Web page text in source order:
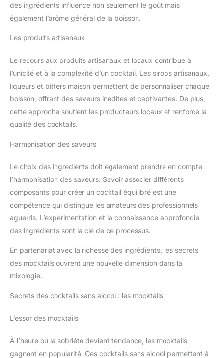
des ingrédients influence non seulement le goût mais
également l’arôme général de la boisson.
Les produits artisanaux
Le recours aux produits artisanaux et locaux contribue à
l’unicité et à la complexité d’un cocktail. Les sirops artisanaux,
liqueurs et bitters maison permettent de personnaliser chaque
boisson, offrant des saveurs inédites et captivantes. De plus,
cette approche soutient les producteurs locaux et renforce la
qualité des cocktails.
Harmonisation des saveurs
Le choix des ingrédients doit également prendre en compte
l’harmonisation des saveurs. Savoir associer différents
composants pour créer un cocktail équilibré est une
compétence qui distingue les amateurs des professionnels
aguerris. L’expérimentation et la connaissance approfondie
des ingrédients sont la clé de ce processus.
En partenariat avec la richesse des ingrédients, les secrets
des mocktails ouvrent une nouvelle dimension dans la
mixologie.
Secrets des cocktails sans alcool : les mocktails
L’essor des mocktails
À l’heure où la sobriété devient tendance, les mocktails
gagnent en popularité. Ces cocktails sans alcool permettent à